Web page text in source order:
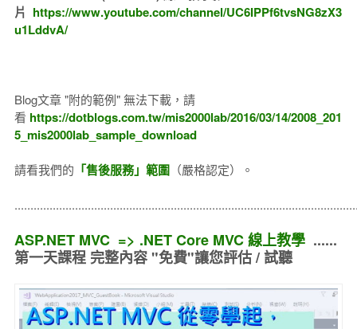
片 https://www.youtube.com/channel/UC6IPPf6tvsNG8zX3
u1LddvA/
Blog文章 "附的範例" 無法下載，請
看 https://dotblogs.com.tw/mis2000lab/2016/03/14/2008_201
5_mis2000lab_sample_download
請看我們的 「售後服務」範圍（嚴格認定）。
ASP.NET MVC => .NET Core MVC 線上教學......
第一天課程 完整內容 "免費"讓您評估 / 試聽